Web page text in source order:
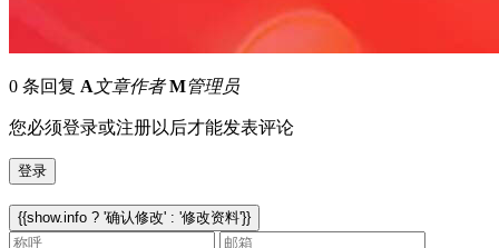
0 条回复 A文章作者 M管理员
您必须登录或注册以后才能发表评论
登录
{{show.info ? '确认修改' : '修改资料'}}